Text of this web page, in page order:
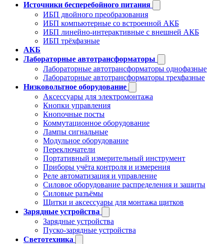
Источники бесперебойного питания
ИБП двойного преобразования
ИБП компьютерные со встроенной АКБ
ИБП линейно-интерактивные с внешней АКБ
ИБП трёхфазные
АКБ
Лабораторные автотрансформаторы
Лабораторные автотрансформаторы однофазные
Лабораторные автотрансформаторы трехфазные
Низковольтное оборудование
Аксессуары для электромонтажа
Кнопки управления
Кнопочные посты
Коммутационное оборудование
Лампы сигнальные
Модульное оборудование
Переключатели
Портативный измерительный инструмент
Приборы учёта контроля и измерения
Реле автоматизация и управление
Силовое оборудование распределения и защиты
Силовые разъёмы
Щитки и аксессуары для монтажа щитков
Зарядные устройства
Зарядные устройства
Пуско-зарядные устройства
Светотехника